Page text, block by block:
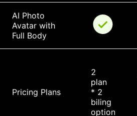
AI Photo
Avatar with
Full Body
Pricing Plans
2
plan
* 2
biling
option